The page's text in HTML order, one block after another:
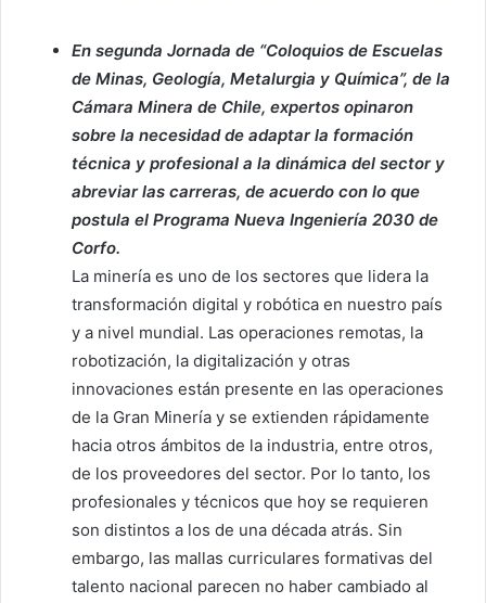
En segunda Jornada de “Coloquios de Escuelas
de Minas, Geología, Metalurgia y Química”, de la
Cámara Minera de Chile, expertos opinaron
sobre la necesidad de adaptar la formación
técnica y profesional a la dinámica del sector y
abreviar las carreras, de acuerdo con lo que
postula el Programa Nueva Ingeniería 2030 de
Corfo.
La minería es uno de los sectores que lidera la
transformación digital y robótica en nuestro país
y a nivel mundial. Las operaciones remotas, la
robotización, la digitalización y otras
innovaciones están presente en las operaciones
de la Gran Minería y se extienden rápidamente
hacia otros ámbitos de la industria, entre otros,
de los proveedores del sector. Por lo tanto, los
profesionales y técnicos que hoy se requieren
son distintos a los de una década atrás. Sin
embargo, las mallas curriculares formativas del
talento nacional parecen no haber cambiado al